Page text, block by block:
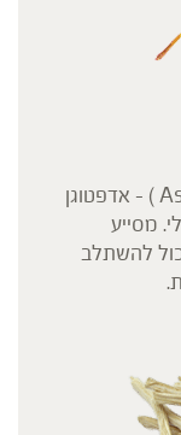
(Asparagus racemosus ) – אדפטוגן
מסייע
להשתלב